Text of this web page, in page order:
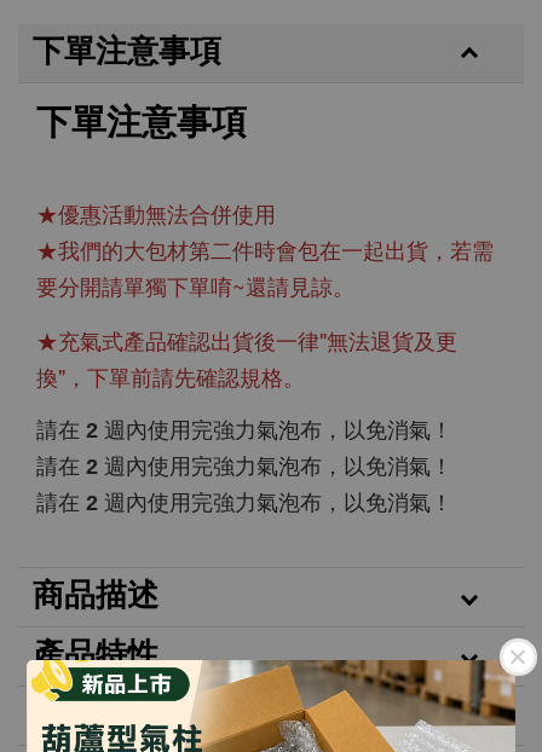
下單注意事項
下單注意事項
★優惠活動無法合併使用
★我們的大包材第二件時會包在一起出貨，若需
要分開請單獨下單唷~還請見諒。
★充氣式產品確認出貨後一律"無法退貨及更
換"，下單前請先確認規格。
請在 2 週內使用完強力氣泡布，以免消氣！
請在 2 週內使用完強力氣泡布，以免消氣！
請在 2 週內使用完強力氣泡布，以免消氣！
商品描述
產品特性
產品規格：